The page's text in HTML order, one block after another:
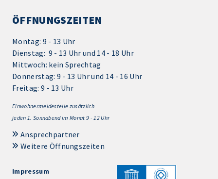
ÖFFNUNGSZEITEN
Montag: 9 - 13 Uhr
Dienstag: 9 - 13 Uhr und 14 - 18 Uhr
Mittwoch: kein Sprechtag
Donnerstag: 9 - 13 Uhr und 14 - 16 Uhr
Freitag: 9 - 13 Uhr
Einwohnermeldestelle zusätzlich
jeden 1. Sonnabend im Monat 9 - 12 Uhr
Ansprechpartner
Weitere Öffnungszeiten
Impressum